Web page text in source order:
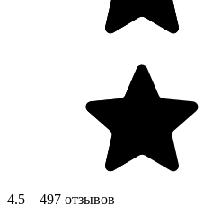
4.5 – 497 отзывов